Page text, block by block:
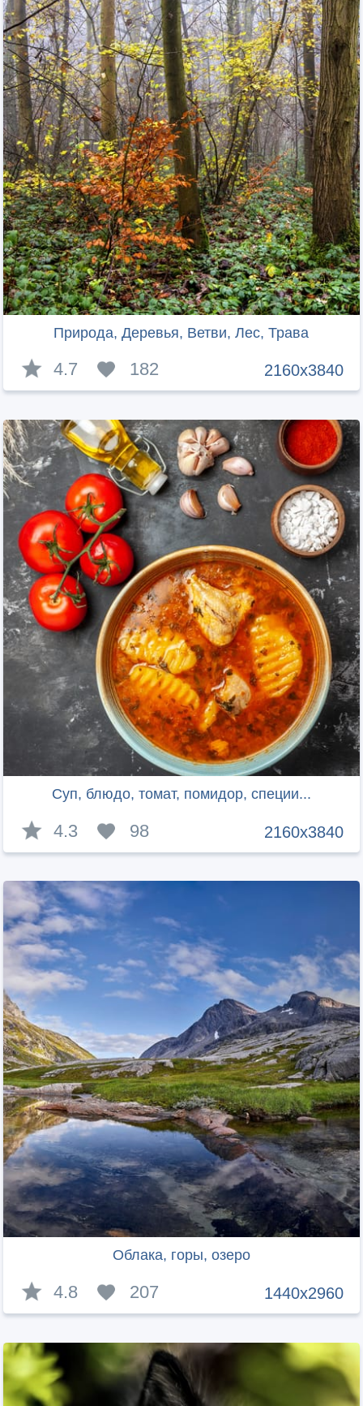
Природа, Деревья, Ветви, Лес, Трава
2160x3840
4.7 182
Суп, блюдо, томат, помидор, специи...
2160x3840
4.3 98
Облака, горы, озеро
1440x2960
4.8 207